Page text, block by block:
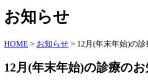
お知らせ
HOME > お知らせ > 12月(年末年始)の
12月(年末年始)の診療の